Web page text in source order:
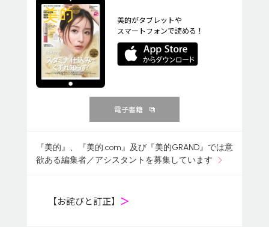
美的がタブレットや
スマートフォンで読める！
電子書籍
『美的』、『美的.com』及び『美的GRAND』では意
欲ある編集者／アシスタントを募集しています
【お詫びと訂正】 ＞